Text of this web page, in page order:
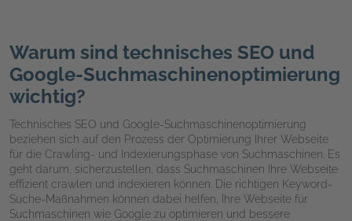
Warum sind technisches SEO und
Google-Suchmaschinenoptimierung
wichtig?
Technisches SEO und Google-Suchmaschinenoptimierung
beziehen sich auf den Prozess der Optimierung Ihrer Webseite
für die Crawling- und Indexierungsphase von Suchmaschinen. Es
geht darum, sicherzustellen, dass Suchmaschinen Ihre Webseite
effizient crawlen und indexieren können. Die richtigen Keyword-
Suche-Maßnahmen können dabei helfen, Ihre Webseite für
Suchmaschinen wie Google zu optimieren und bessere